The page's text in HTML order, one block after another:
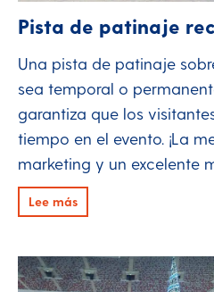
Pista de patinaje
Una pista de patinaje
sea temporal o
garantiza que los
tiempo en el evento. ¡La
marketing y un excelente
Lee más